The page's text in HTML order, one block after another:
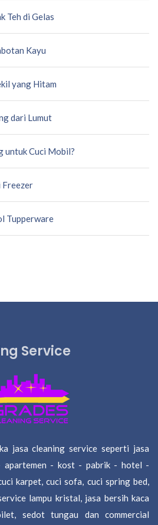
Teh di Gelas
Kayu
yang Hitam
dari Lumut
untuk Cuci Mobil?
Freezer
Tupperware
Service
jasa cleaning service seperti jasa
apartemen - kost - pabrik - hotel -
karpet, cuci sofa, cuci spring bed,
lampu kristal, jasa bersih kaca
sedot tungau dan commercial